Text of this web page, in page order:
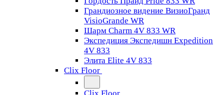
Грандиозное видение ВизиоГранд
VisioGrande WR
Шарм Charm 4V 833 WR
Экспедиция Экспедишн Expedition
4V 833
Элита Elite 4V 833
Clix Floor